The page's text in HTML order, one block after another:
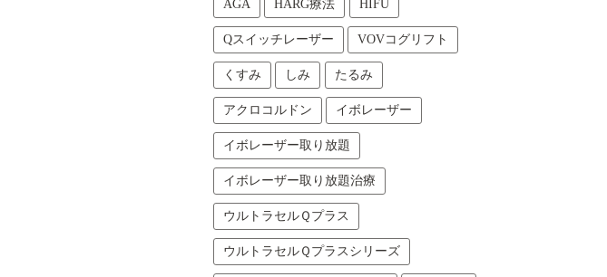
AGA HARG療法 HIFU
Qスイッチレーザー VOVコグリフト
くすみ しみ たるみ
アクロコルドン イボレーザー
イボレーザー取り放題
イボレーザー取り放題治療
ウルトラセルＱプラス
ウルトラセルＱプラスシリーズ